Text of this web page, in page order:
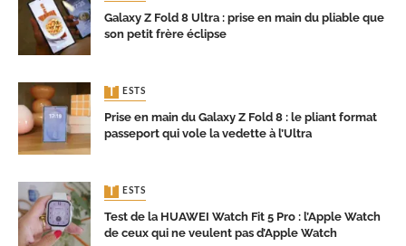
Galaxy Z Fold 8 Ultra : prise en main du pliable que
son petit frère éclipse
TESTS
Prise en main du Galaxy Z Fold 8 : le pliant format
passeport qui vole la vedette à l’Ultra
TESTS
Test de la HUAWEI Watch Fit 5 Pro : l’Apple Watch
de ceux qui ne veulent pas d’Apple Watch